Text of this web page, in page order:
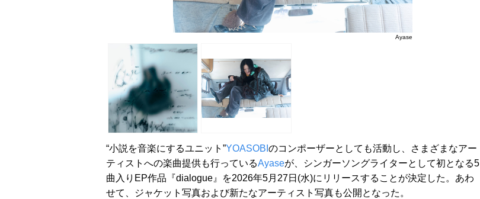
Ayase
“小説を音楽にするユニット”YOASOBI のコンポーザーとしても活動し、さまざまなアー
ティストへの楽曲提供も行っているAyaseが、シンガーソングライターとして初となる5
曲入りEP作品『dialogue』を2026年5月27日(水)にリリースすることが決定した。あわ
せて、ジャケット写真および新たなアーティスト写真も公開となった。